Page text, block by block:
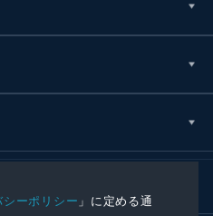
シーポリシー 」に定める通